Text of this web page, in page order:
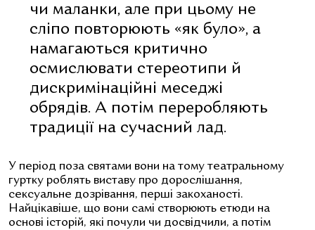
чи маланки, але при цьому не
сліпо повторюють «як було», а
намагаються критично
осмислювати стереотипи й
дискримінаційні меседжі
обрядів. А потім переробляють
традиції на сучасний лад.
У період поза святами вони на тому театральному
гуртку роблять виставу про дорослішання,
сексуальне дозрівання, перші закоханості.
Найцікавіше, що вони самі створюють етюди на
основі історій, які почули чи досвідчили, а потім